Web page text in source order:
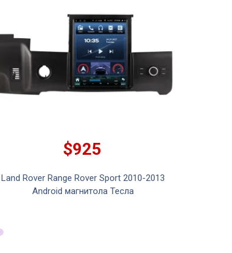
$925
Land Rover Range Rover Sport 2010-2013
Android магнитола Тесла